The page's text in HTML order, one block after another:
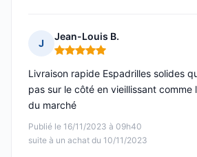
J
Jean-Louis B.
Note : 5 sur 5
Publié le 16/11/2023 à 09h40
suite à un achat du 10/11/2023
Livraison rapide Espadrilles solides
pas sur le côté en vieillissant comme
du marché